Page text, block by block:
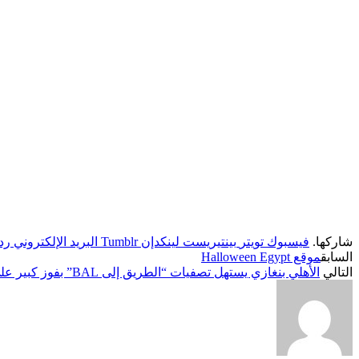
شاركها. فيسبوك تويتر بينتيريست لينكدإن Tumblr البريد الإلكتروني
السابقموقع Halloween Egypt
التالي الأهلي بنغازي يستهل تصفيات “الطريق إلى BAL” بفوز كبير على سنتر فيدرالي الغيني